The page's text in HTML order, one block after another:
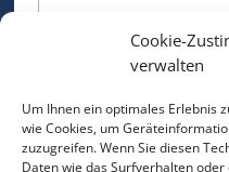
Cookie-
verwalten
Um Ihnen ein optimales Erlebnis
wie Cookies, um
zuzugreifen. Wenn Sie diesen
Daten wie das Surfverhalten
Bitte geben Sie Ihre E-Mail Adresse ein.